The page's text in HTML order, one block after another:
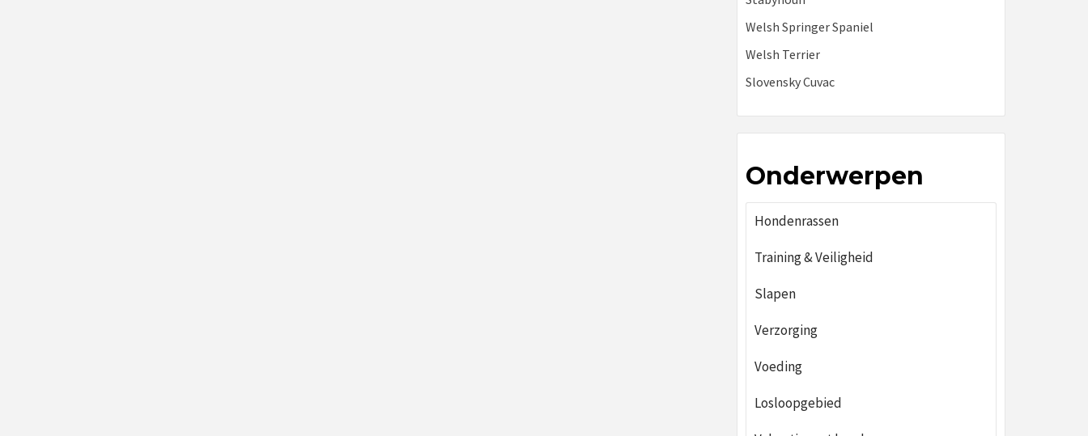
Welsh Springer Spaniel
Welsh Terrier
Slovensky Cuvac
Onderwerpen
Hondenrassen
Training & Veiligheid
Slapen
Verzorging
Voeding
Losloopgebied